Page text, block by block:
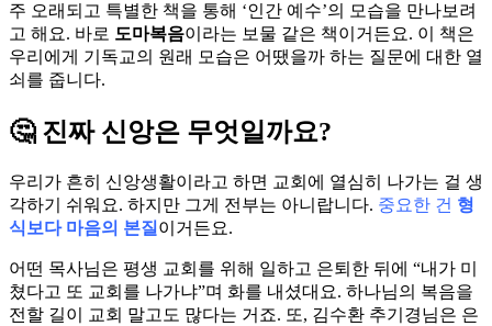
주 오래되고 특별한 책을 통해 ‘인간 예수’의 모습을 만나보려
고 해요. 바로 도마복음이라는 보물 같은 책이거든요. 이 책은
우리에게 기독교의 원래 모습은 어땠을까 하는 질문에 대한 열
쇠를 줍니다.
🤔 진짜 신앙은 무엇일까요?
우리가 흔히 신앙생활이라고 하면 교회에 열심히 나가는 걸 생
각하기 쉬워요. 하지만 그게 전부는 아니랍니다. 중요한 건 형
식보다 마음의 본질 이거든요.
어떤 목사님은 평생 교회를 위해 일하고 은퇴한 뒤에 “내가 미
쳤다고 또 교회를 나가냐”며 화를 내셨대요. 하나님의 복음을
전할 길이 교회 말고도 많다는 거죠. 또, 김수환 추기경님은 은